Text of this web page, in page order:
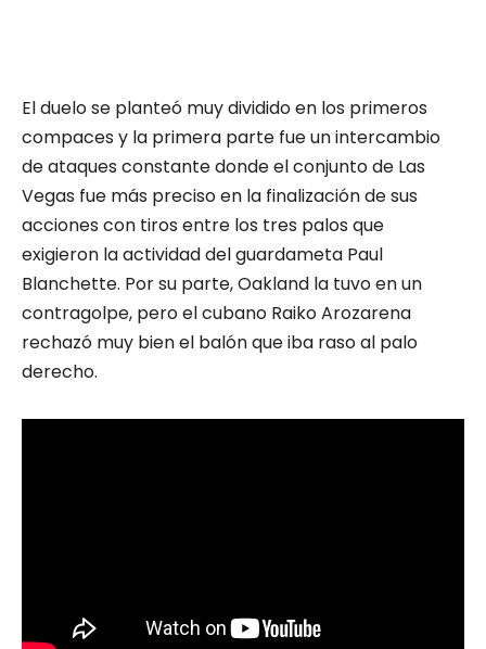
El duelo se planteó muy dividido en los primeros
compaces y la primera parte fue un intercambio
de ataques constante donde el conjunto de Las
Vegas fue más preciso en la finalización de sus
acciones con tiros entre los tres palos que
exigieron la actividad del guardameta Paul
Blanchette. Por su parte, Oakland la tuvo en un
contragolpe, pero el cubano Raiko Arozarena
rechazó muy bien el balón que iba raso al palo
derecho.